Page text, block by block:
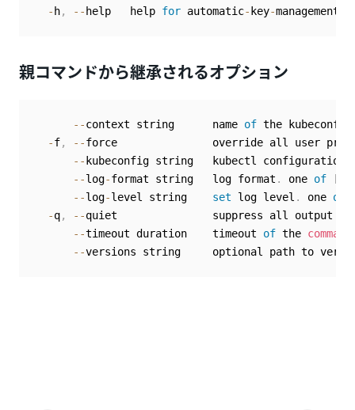
- h, -- help   help for automatic- key-
親コマンドから継承されるオプション
--context string      name of the
-f, --force               override all user
-- kubeconfig string   kubectl configuration
--log-format string   log format . one of
--log-level string set log level . one of
-q, --quiet               suppress all output
--timeout duration    timeout of the command
--